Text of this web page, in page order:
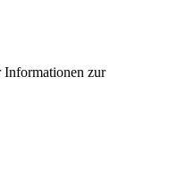
Informationen zur